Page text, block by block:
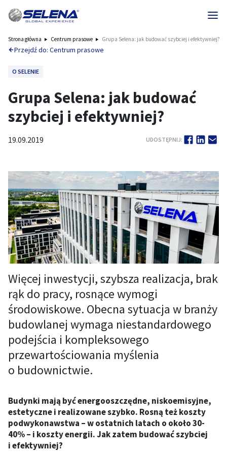
Strona główna Centrum prasowe Grupa Selena: jak budować szybciej i efektywniej?
Przejdź do: Centrum prasowe
O SELENIE
Grupa Selena: jak budować
szybciej i efektywniej?
19.09.2019 UDOSTĘPNIJ:
Więcej inwestycji, szybsza realizacja, brak
rąk do pracy, rosnące wymogi
środowiskowe. Obecna sytuacja w branży
budowlanej wymaga niestandardowego
podejścia i kompleksowego
przewartościowania myślenia
o budownictwie.
Budynki mają być energooszczędne, niskoemisyjne,
estetyczne i realizowane szybko. Rosną też koszty
podwykonawstwa – w ostatnich latach o około 30-
40% – i koszty energii. Jak zatem budować szybciej
i efektywniej?